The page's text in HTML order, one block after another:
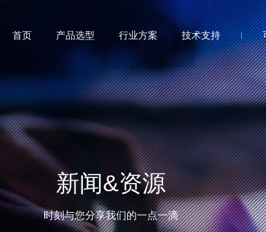
首页 产品选型 行业方案 技术支持
新闻&资源
时刻与您分享我们的一点一滴